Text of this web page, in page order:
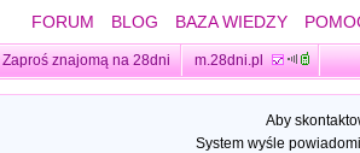
FORUM BLOG BAZA WIEDZY
Zaproś znajomą na 28dni m.28dni.pl
Aby
System wyśle